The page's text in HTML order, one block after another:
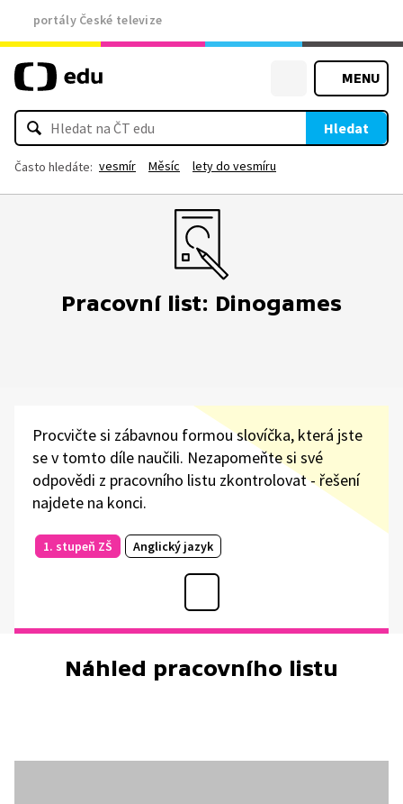
portály České televize
MENU
Hledat
Často hledáte: vesmír Měsíc lety do vesmíru
Pracovní list: Dinogames
Procvičte si zábavnou formou slovíčka, která jste
se v tomto díle naučili. Nezapomeňte si své
odpovědi z pracovního listu zkontrolovat - řešení
najdete na konci.
1. stupeň ZŠ Anglický jazyk
Náhled pracovního listu